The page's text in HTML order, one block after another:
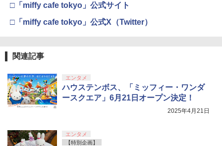
□「miffy cafe tokyo」公式サイト
□「miffy cafe tokyo」公式X（Twitter）
関連記事
エンタメ
ハウステンボス、「ミッフィー・ワンダ
ースクエア」6月21日オープン決定！
2025年4月21日
エンタメ
【特別企画】